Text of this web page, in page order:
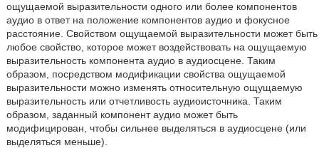
ощущаемой выразительности одного или более компонентов
аудио в ответ на положение компонентов аудио и фокусное
расстояние. Свойством ощущаемой выразительности может быть
любое свойство, которое может воздействовать на ощущаемую
выразительность компонента аудио в аудиосцене. Таким
образом, посредством модификации свойства ощущаемой
выразительности можно изменять относительную ощущаемую
выразительность или отчетливость аудиоисточника. Таким
образом, заданный компонент аудио может быть
модифицирован, чтобы сильнее выделяться в аудиосцене (или
выделяться меньше).